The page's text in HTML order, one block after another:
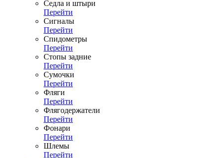
Седла и штыри
Перейти
Сигналы
Перейти
Спидометры
Перейти
Стопы задние
Перейти
Сумочки
Перейти
Фляги
Перейти
Флягодержатели
Перейти
Фонари
Перейти
Шлемы
Перейти